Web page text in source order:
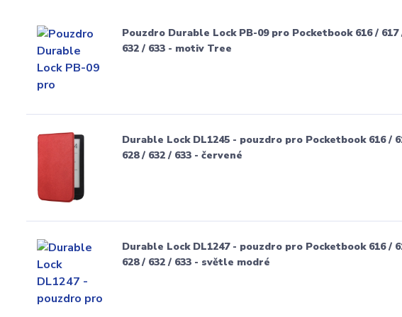
Pouzdro Durable Lock PB-09 pro Pocketbook 616 / 617
632 / 633 - motiv Tree
Durable Lock DL1245 - pouzdro pro Pocketbook 616 /
628 / 632 / 633 - červené
Durable Lock DL1247 - pouzdro pro Pocketbook 616 /
628 / 632 / 633 - světle modré